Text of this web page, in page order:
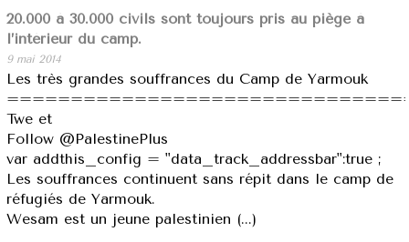
20.000 à 30.000 civils sont toujours pris au piège à
l’intérieur du camp.
9 mai 2014
Les très grandes souffrances du Camp de Yarmouk
Twe et
Follow @PalestinePlus
var addthis_config = "data_track_addressbar":true ;
Les souffrances continuent sans répit dans le camp de
réfugiés de Yarmouk.
Wesam est un jeune palestinien (...)